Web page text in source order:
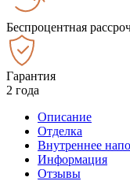
Беспроцентная
Гарантия
2 года
Описание
Отделка
Внутреннее
Информация
Отзывы